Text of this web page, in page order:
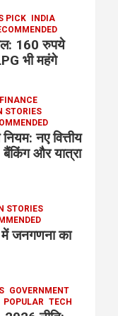
PICK INDIA
160 रुपये
भी महंगे
FINANCE
STORIES
नए वित्तीय
और यात्रा
STORIES
जनगणना का
GOVERNMENT
POPULAR TECH